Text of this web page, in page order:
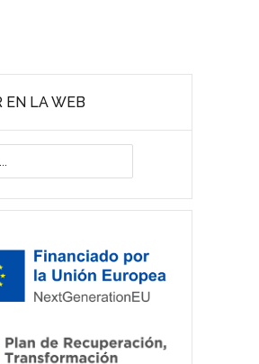
EN LA WEB